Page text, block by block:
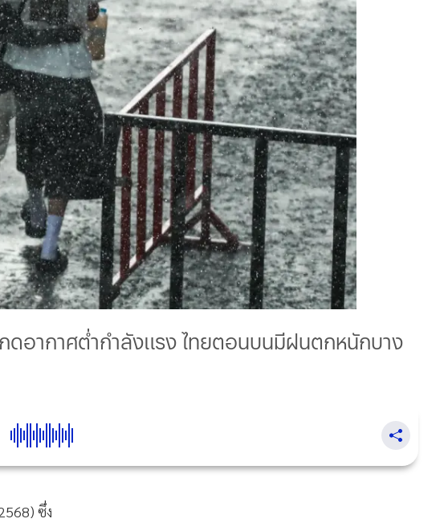
ดอากาศต่ำกำลังแรง ไทยตอนบนมีฝนตกหนักบาง
ซึ่ง